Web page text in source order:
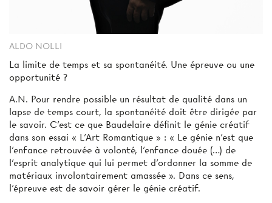
ALDO NOLLI
La limite de temps et sa spontanéité. Une épreuve ou une
opportunité ?
A.N. Pour rendre possible un résultat de qualité dans un
lapse de temps court, la spontanéité doit être dirigée par
le savoir. C’est ce que Baudelaire définit le génie créatif
dans son essai « L’Art Romantique » : « Le génie n’est que
l’enfance retrouvée à volonté, l’enfance douée (…) de
l’esprit analytique qui lui permet d’ordonner la somme de
matériaux involontairement amassée ». Dans ce sens,
l’épreuve est de savoir gérer le génie créatif.